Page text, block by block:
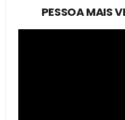
PESSOA MAIS